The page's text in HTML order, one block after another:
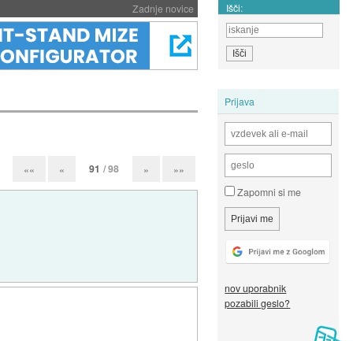
Zadnje novice Išči:
Prijava
Zapomni si me
nov uporabnik
pozabili geslo?
«« « 91 / 98 » »»